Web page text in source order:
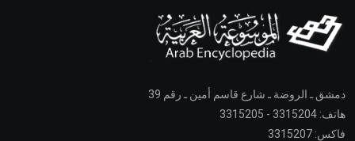
دمشق ـ الروضة ـ شارع قاسم أمين ـ رقم 39
هاتف: 3315204 - 3315205
فاكس: 3315207